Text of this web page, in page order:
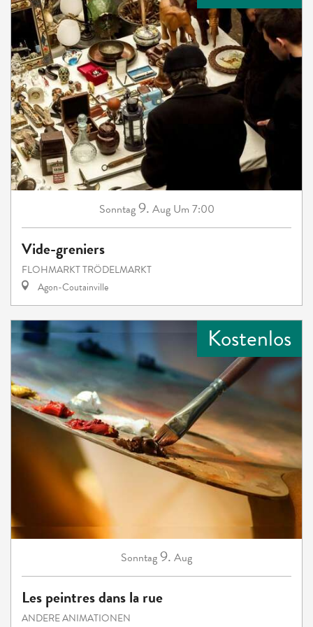
Sonntag9. Aug Um 7:00
Vide-greniers
FLOHMARKT TRÖDELMARKT
Agon-Coutainville
Kostenlos
Sonntag9. Aug
Les peintres dans la rue
ANDERE ANIMATIONEN